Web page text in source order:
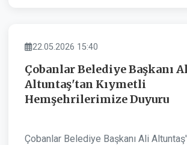
BELEDIYE
22.05.2026 15:40
Çobanlar Belediye Başkanı
Altuntaş'tan Kıymetli
Hemşehrilerimize Duyuru
Çobanlar Belediye Başkanı Ali